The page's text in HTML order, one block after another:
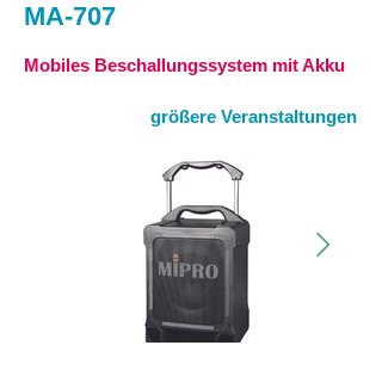
MA-707
Mobiles Beschallungssystem mit Akku
größere Veranstaltungen